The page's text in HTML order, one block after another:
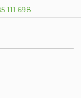
111 698